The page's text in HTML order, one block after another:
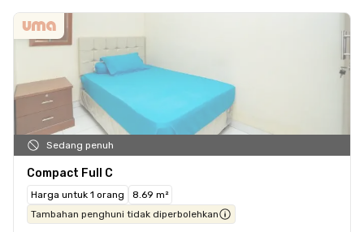
Sedang penuh
Compact Full C
Harga untuk 1 orang
8.69 m²
Tambahan penghuni tidak diperbolehkan